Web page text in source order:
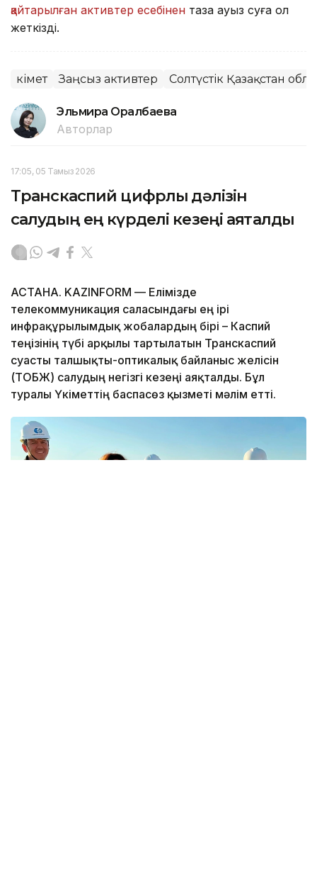
қайтарылған активтер есебінен таза ауыз суға қол
жеткізді.
Үкімет Заңсыз активтер Солтүстік Қазақстан
Эльмира Оралбаева
Авторлар
17:05, 05 Тамыз 2026
Транскаспий цифрлық дәлізін
салудың ең күрделі кезеңі аяқталды
АСТАНА. KAZINFORM — Елімізде
телекоммуникация саласындағы ең ірі
инфрақұрылымдық жобалардың бірі – Каспий
теңізінің түбі арқылы тартылатын Транскаспий
суасты талшықты-оптикалық байланыс желісін
(ТОБЖ) салудың негізгі кезеңі аяқталды. Бұл
туралы Үкіметтің баспасөз қызметі мәлім етті.